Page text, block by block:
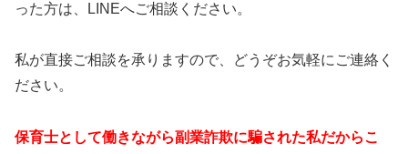
った方は、LINEへご相談ください。
私が直接ご相談を承りますので、どうぞお気軽にご連絡く
ださい。
保育士として働きながら副業詐欺に騙された私だからこ